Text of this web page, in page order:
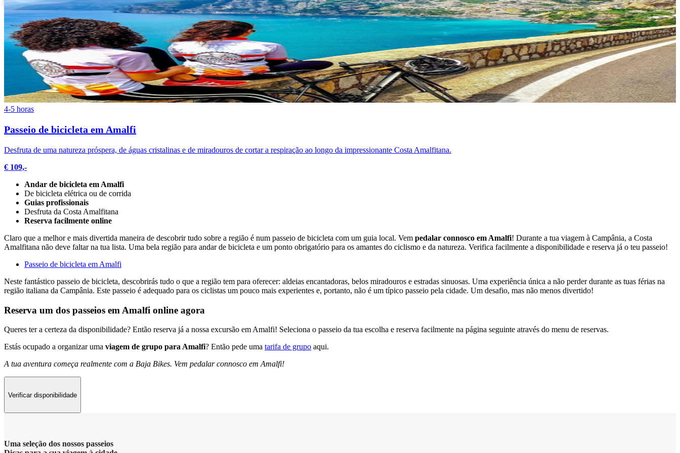
4-5 horas
Passeio de bicicleta em Amalfi
Desfruta de uma natureza próspera, de águas cristalinas e de miradouros de cortar a respiração ao longo da impressionante Costa Amalfitana.
€ 109,-
Andar de bicicleta em Amalfi
De bicicleta elétrica ou de corrida
Guias profissionais
Desfruta da Costa Amalfitana
Reserva facilmente online
Claro que a melhor e mais divertida maneira de descobrir tudo sobre a região é num passeio de bicicleta com um guia local. Vem pedalar connosco em Amalfi! Durante a tua viagem à Campânia, a Costa
Amalfitana não deve faltar na tua lista. Uma bela região para andar de bicicleta e um ponto obrigatório para os amantes do ciclismo e da natureza. Verifica facilmente a disponibilidade e reserva já o teu passeio!
Passeio de bicicleta em Amalfi
Neste fantástico passeio de bicicleta, descobrirás tudo o que a região tem para oferecer: aldeias encantadoras, belos miradouros e estradas sinuosas. Uma experiência única a não perder durante as tuas férias na
região italiana da Campânia. Este passeio é adequado para os ciclistas um pouco mais experientes e, portanto, não é um típico passeio pela cidade. Um desafio, mas não menos divertido!
Reserva um dos passeios em Amalfi online agora
Queres ter a certeza da disponibilidade? Então reserva já a nossa excursão em Amalfi! Seleciona o passeio da tua escolha e reserva facilmente na página seguinte através do menu de reservas.
Estás ocupado a organizar uma viagem de grupo para Amalfi? Então pede uma tarifa de grupo aqui.
A tua aventura começa realmente com a Baja Bikes. Vem pedalar connosco em Amalfi!
Verificar disponibilidade
Uma seleção dos nossos passeios